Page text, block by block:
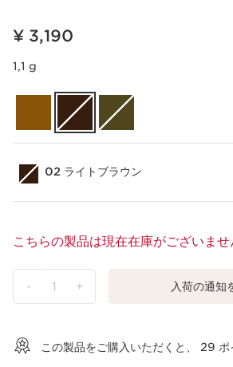
現在表示中の製品の価格 ¥ 3,190
¥ 3,190
1,1 g
02 ライトブラウン
こちらの製品は現在在庫がございませ
- 1 + 入荷の通知
この製品をご購入いただくと、 29 ポ